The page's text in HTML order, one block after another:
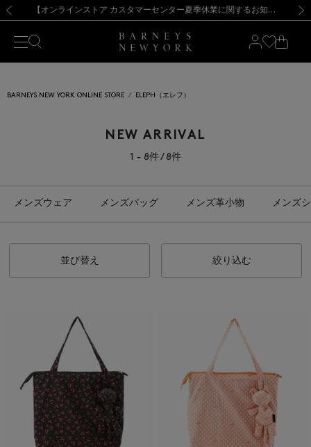
新規登録のお客様も対象！＜MY BARNEYS＞会員のお客様は11,000円（税込）以上のお買上げで常時送料無料！お買い物の際は会員登録を！
【夏季休業に伴う出荷一時停止のお知らせ】(2026.8.7) 【オンラインストア カスタマーセンター夏季休業に関するお知らせ】（2026.8.7）
【夏季休業に伴う返品・交換承り一時停止のお知らせ】（2026.8.5）
熊本県を中心とした地震の影響によるお荷物のお届けについて
【開催中】SUMMER SALEのご案内・ご注意事項 新規登録のお客様も対象！＜MY BARNEYS＞会員のお客様は11,000円（税込）以上のお買上げで常時送料無料！お買い物の際は会員登録を！
【夏季休業に伴う出荷一時停止のお知らせ】(2026.8.7)
BARNEYS NEW YORK ONLINE STORE ELEPH（エレフ）
NEW ARRIVAL
1 - 8件 / 8件
メンズウェア メンズバッグ メンズ革小物 メンズ
並び替え 絞り込む